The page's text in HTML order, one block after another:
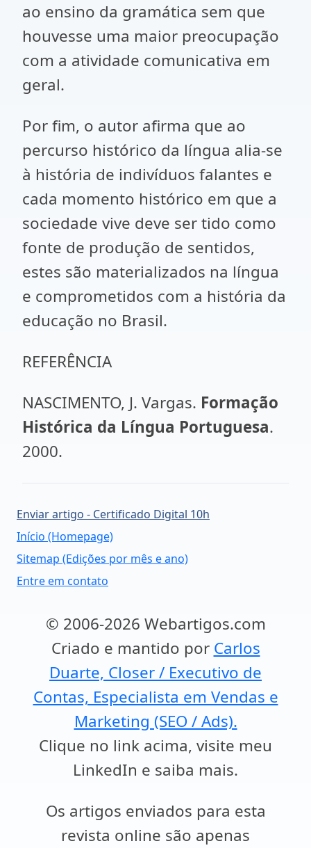
ao ensino da gramática sem que
houvesse uma maior preocupação
com a atividade comunicativa em
geral.
Por fim, o autor afirma que ao
percurso histórico da língua alia-se
à história de indivíduos falantes e
cada momento histórico em que a
sociedade vive deve ser tido como
fonte de produção de sentidos,
estes são materializados na língua
e comprometidos com a história da
educação no Brasil.
REFERÊNCIA
NASCIMENTO, J. Vargas. Formação
Histórica da Língua Portuguesa.
2000.
Enviar artigo - Certificado Digital 10h
Início (Homepage)
Sitemap (Edições por mês e ano)
Entre em contato
© 2006-2026 Webartigos.com
Criado e mantido por Carlos
Duarte, Closer / Executivo de
Contas, Especialista em Vendas e
Marketing (SEO / Ads).
Clique no link acima, visite meu
LinkedIn e saiba mais.
Os artigos enviados para esta
revista online são apenas